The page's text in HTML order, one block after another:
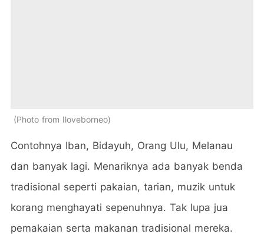
Photo from Iloveborneo
Contohnya Iban, Bidayuh, Orang Ulu, Melanau
dan banyak lagi. Menariknya ada banyak benda
tradisional seperti pakaian, tarian, muzik untuk
korang menghayati sepenuhnya. Tak lupa jua
pemakaian serta makanan tradisional mereka.